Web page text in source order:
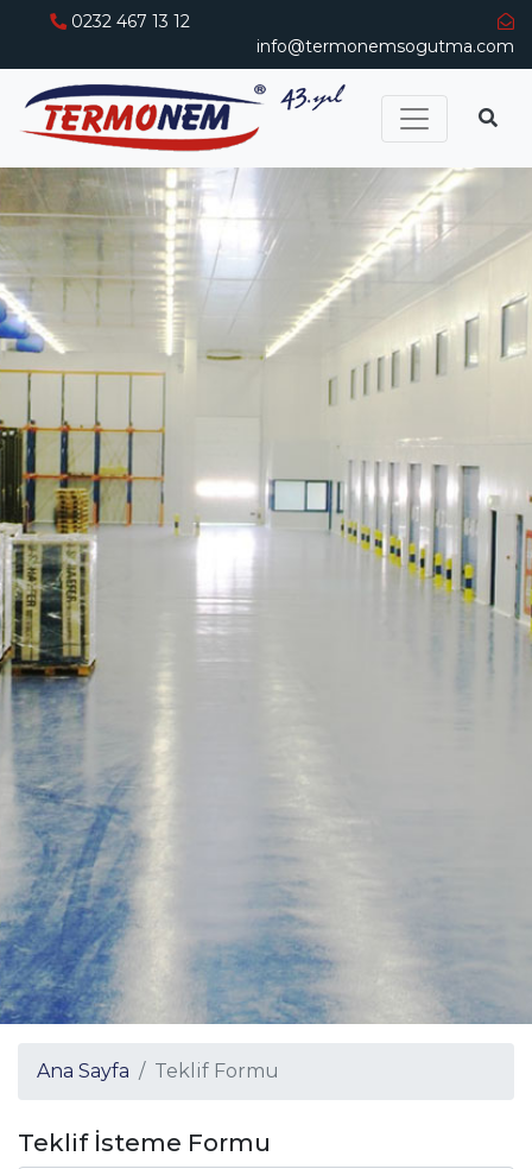
0232 467 13 12
info@termonemsogutma.com
Ana Sayfa Teklif Formu
Teklif İsteme Formu